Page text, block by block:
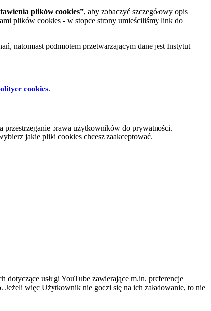
plików cookies”, aby zobaczyć szczegółowy opis
plików cookies - w stopce strony umieściliśmy link do
natomiast podmiotem przetwarzającym dane jest Instytut
cookies.
przestrzeganie prawa użytkowników do prywatności.
jakie pliki cookies chcesz zaakceptować.
usługi YouTube zawierające m.in. preferencje
więc Użytkownik nie godzi się na ich załadowanie, to nie